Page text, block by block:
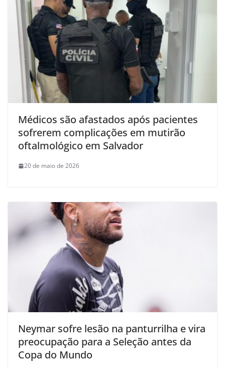
Médicos são afastados após pacientes
sofrerem complicações em mutirão
oftalmológico em Salvador
20 de maio de 2026
Neymar sofre lesão na panturrilha e vira
preocupação para a Seleção antes da
Copa do Mundo